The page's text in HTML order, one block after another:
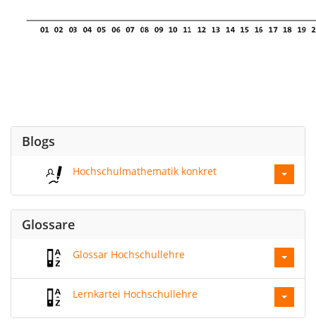
Blogs
Hochschulmathematik konkret
Glossare
Glossar Hochschullehre
Lernkartei Hochschullehre